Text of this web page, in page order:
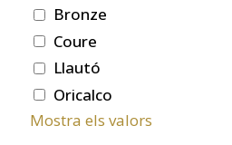
Bronze
Coure
Llautó
Oricalco
Mostra els valors